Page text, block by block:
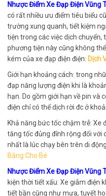
Nhược Điểm Xe Đạp Điện Vũng
có rất nhiều ưu điểm tiêu biểu
trường xung quanh, tiết kiệm
tiện trong các việc dịch chuyển,
phương tiện này cũng không
kém của xe đạp điện điện: Dịch
Giới hạn khoảng cách: trong
đạp năng lượng điện khi là
hạn. Do gồm giới hạn về pin và
điện chỉ có thể dịch rời đc ở
Khả năng bức tốc chậm trễ: Xe
tăng tốc đủng đỉnh rộng đối với
nhất là lúc chạy bên trên di
Bằng Cho Bé
Nhược Điểm Xe Đạp Điện Vũng
kiện thời tiết xấu: Xe giẫm điện
tiết bần cũng như mưa, tuyết